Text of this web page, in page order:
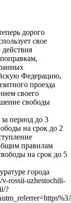
дорого
свое
Федерацию,
проезда
своего
свободы
период до 3
на срок до 2
правилам
на срок до 5
города
rossii-uzhestochili-
?